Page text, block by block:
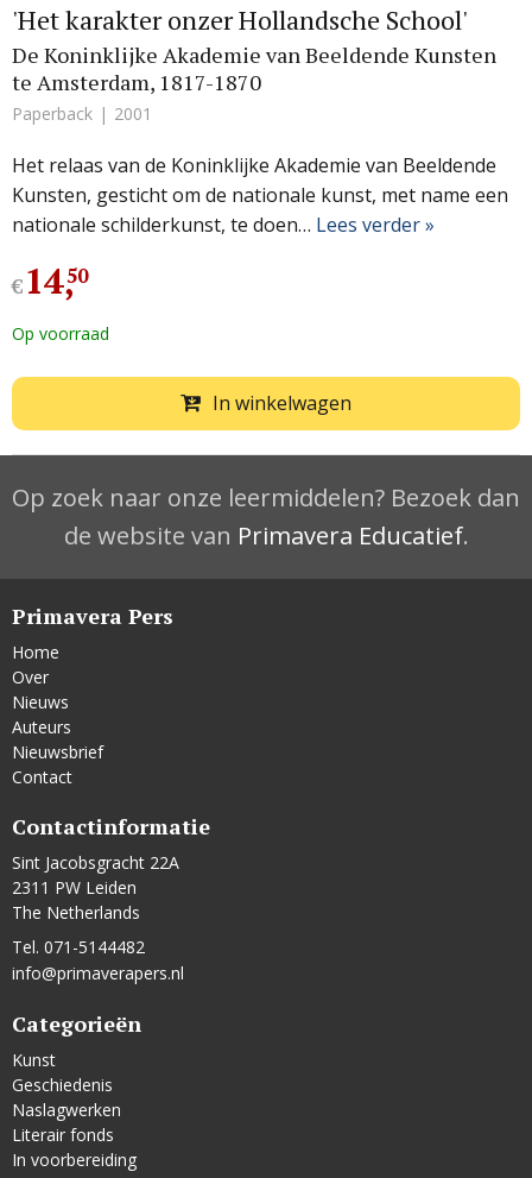
'Het karakter onzer Hollandsche School'
De Koninklijke Akademie van Beeldende Kunsten
te Amsterdam, 1817-1870
Paperback 2001
Het relaas van de Koninklijke Akademie van Beeldende
Kunsten, gesticht om de nationale kunst, met name een
nationale schilderkunst, te doen… Lees verder »
€14,
50
Op voorraad
In winkelwagen
Op zoek naar onze leermiddelen? Bezoek dan
de website van Primavera Educatief.
Primavera Pers
Home
Over
Nieuws
Auteurs
Nieuwsbrief
Contact
Contactinformatie
Sint Jacobsgracht 22A
2311 PW Leiden
The Netherlands
Tel. 071-5144482
info@primaverapers.nl
Categorieën
Kunst
Geschiedenis
Naslagwerken
Literair fonds
In voorbereiding